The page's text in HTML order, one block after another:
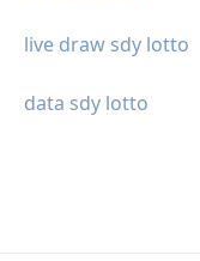
live draw sdy lotto
data sdy lotto